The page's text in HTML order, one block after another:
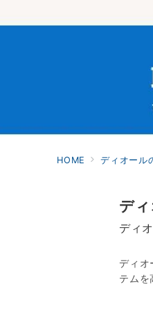
HOME ディオール
デ
ディ
ディオ
テムを